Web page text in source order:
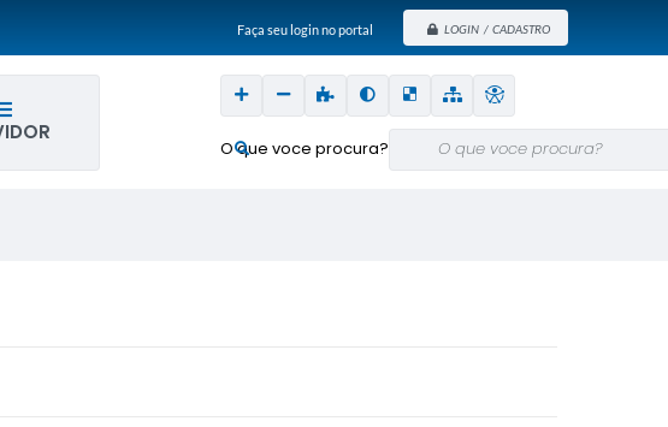
Faça seu login no portal LOGIN / CADASTRO
O que voce procura?